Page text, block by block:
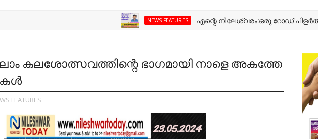
NEWS FEATURES എന്റെ നീലേശ്വരം:ഒരു റോഡ് പിളർത്തിയ
കലശോത്സവത്തിന്റെ ഭാഗമായി നാളെ അകത്തേ
FEATURES